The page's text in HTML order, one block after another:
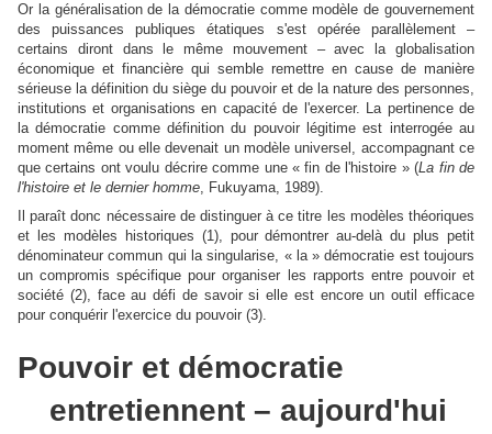
Or la généralisation de la démocratie comme modèle de gouvernement
des puissances publiques étatiques s'est opérée parallèlement –
certains diront dans le même mouvement – avec la globalisation
économique et financière qui semble remettre en cause de manière
sérieuse la définition du siège du pouvoir et de la nature des personnes,
institutions et organisations en capacité de l'exercer. La pertinence de
la démocratie comme définition du pouvoir légitime est interrogée au
moment même ou elle devenait un modèle universel, accompagnant ce
que certains ont voulu décrire comme une « fin de l'histoire » (La fin de
l'histoire et le dernier homme, Fukuyama, 1989).
Il paraît donc nécessaire de distinguer à ce titre les modèles théoriques
et les modèles historiques (1), pour démontrer au-delà du plus petit
dénominateur commun qui la singularise, « la » démocratie est toujours
un compromis spécifique pour organiser les rapports entre pouvoir et
société (2), face au défi de savoir si elle est encore un outil efficace
pour conquérir l'exercice du pouvoir (3).
Pouvoir et démocratie
entretiennent – aujourd'hui